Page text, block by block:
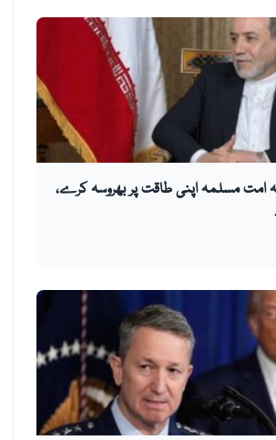
امت مسلمہ اپنی طاقت پر بھروسہ کرے،